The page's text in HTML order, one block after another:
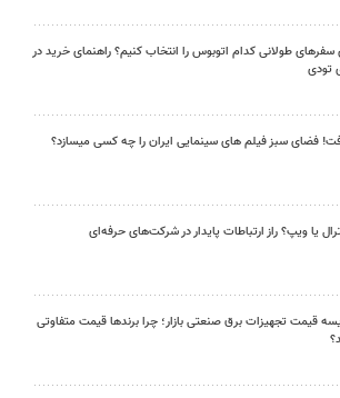
سفرهای طولانی کدام اتوبوس را انتخاب کنیم؟ راهنمای خرید در
تودی
فضای سبز فیلم های سینمایی ایران را چه کسی میسازد؟
یا ویپ؟ راز ارتباطات پایدار در شرکت‌های حرفه‌ای
قیمت تجهیزات برق صنعتی بازار؛ چرا برندها قیمت متفاوتی